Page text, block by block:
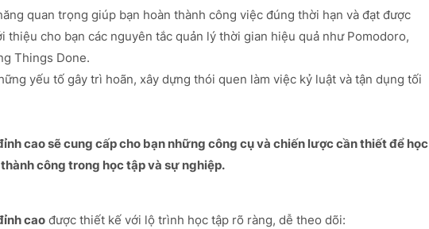
quan trọng giúp bạn hoàn thành công việc đúng thời hạn và đạt được
thiệu cho bạn các nguyên tắc quản lý thời gian hiệu quả như Pomodoro,
Things Done.
yếu tố gây trì hoãn, xây dựng thói quen làm việc kỷ luật và tận dụng tối
cao sẽ cung cấp cho bạn những công cụ và chiến lược cần thiết để học
công trong học tập và sự nghiệp.
cao được thiết kế với lộ trình học tập rõ ràng, dễ theo dõi: